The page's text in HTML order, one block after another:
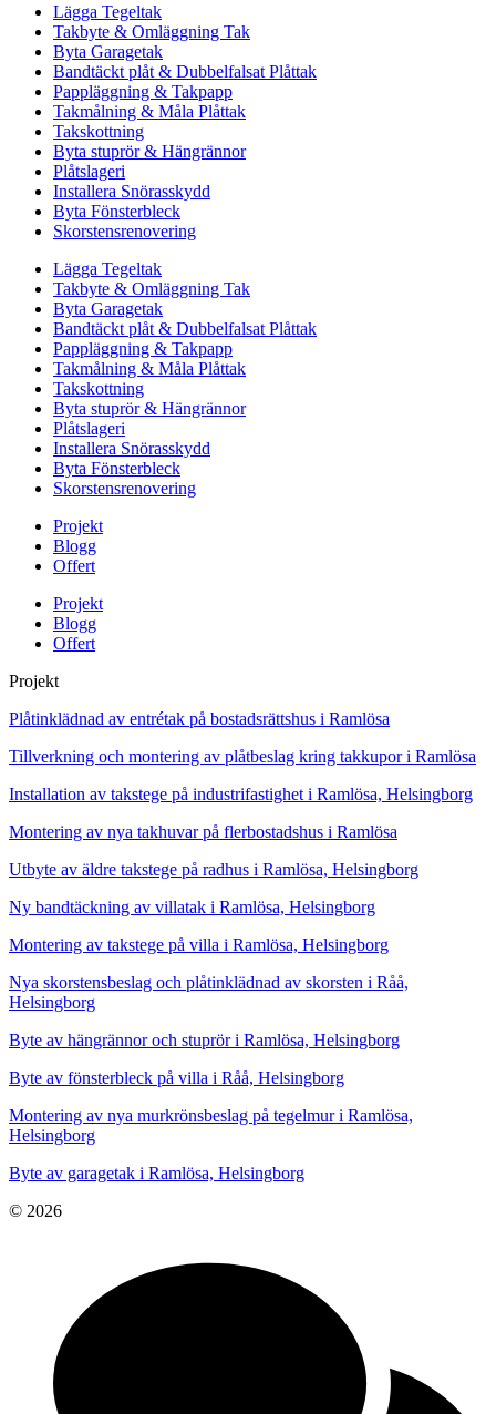
Lägga Tegeltak
Takbyte & Omläggning Tak
Byta Garagetak
Bandtäckt plåt & Dubbelfalsat Plåttak
Pappläggning & Takpapp
Takmålning & Måla Plåttak
Takskottning
Byta stuprör & Hängrännor
Plåtslageri
Installera Snörasskydd
Byta Fönsterbleck
Skorstensrenovering
Lägga Tegeltak
Takbyte & Omläggning Tak
Byta Garagetak
Bandtäckt plåt & Dubbelfalsat Plåttak
Pappläggning & Takpapp
Takmålning & Måla Plåttak
Takskottning
Byta stuprör & Hängrännor
Plåtslageri
Installera Snörasskydd
Byta Fönsterbleck
Skorstensrenovering
Projekt
Blogg
Offert
Projekt
Blogg
Offert
Projekt
Plåtinklädnad av entrétak på bostadsrättshus i Ramlösa
Tillverkning och montering av plåtbeslag kring takkupor i Ramlösa
Installation av takstege på industrifastighet i Ramlösa, Helsingborg
Montering av nya takhuvar på flerbostadshus i Ramlösa
Utbyte av äldre takstege på radhus i Ramlösa, Helsingborg
Ny bandtäckning av villatak i Ramlösa, Helsingborg
Montering av takstege på villa i Ramlösa, Helsingborg
Nya skorstensbeslag och plåtinklädnad av skorsten i Råå,
Helsingborg
Byte av hängrännor och stuprör i Ramlösa, Helsingborg
Byte av fönsterbleck på villa i Råå, Helsingborg
Montering av nya murkrönsbeslag på tegelmur i Ramlösa,
Helsingborg
Byte av garagetak i Ramlösa, Helsingborg
© 2026